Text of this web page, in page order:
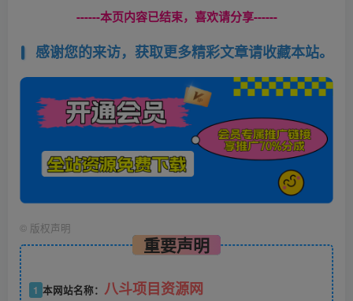
------本页内容已结束，喜欢请分享------
感谢您的来访，获取更多精彩文章请收藏本站。
© 版权声明
重要声明
1 本网站名称： 八斗项目资源网